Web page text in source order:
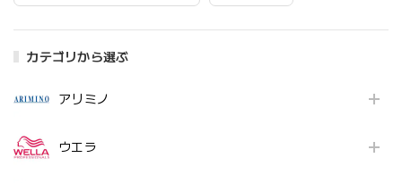
カテゴリから選ぶ
アリミノ
ウエラ